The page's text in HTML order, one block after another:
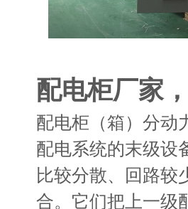
配电柜厂家
配电柜（箱）分动
配电系统的末级设
比较分散、回路较
合。它们把上一级